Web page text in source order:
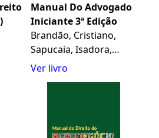
Manual Do Advogado
Iniciante 3ª Edição
Brandão, Cristiano,
Sapucaia, Isadora,
Dourado,...
Ver livro